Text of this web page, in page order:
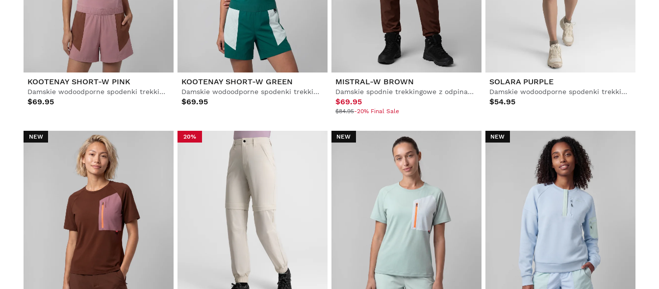
Piłka nożna
Mężczyzna
Piłka nożna
Kobieta
Piłka nożna
Dzieci
KOOTENAY SHORT-W PINK
Damskie wodoodporne spodenki trekkingowe z szelkami
$69.95
KOOTENAY SHORT-W GREEN
Damskie wodoodporne spodenki trekkingowe z szelkami
$69.95
MISTRAL-W BROWN
Damskie spodnie trekkingowe z odpinanymi nogawkami
$69.95
$84.95-20% Final Sale
SOLARA PURPLE
Damskie wodoodporne spodenki trekkingowe
$54.95
NEW 20% NEW NEW